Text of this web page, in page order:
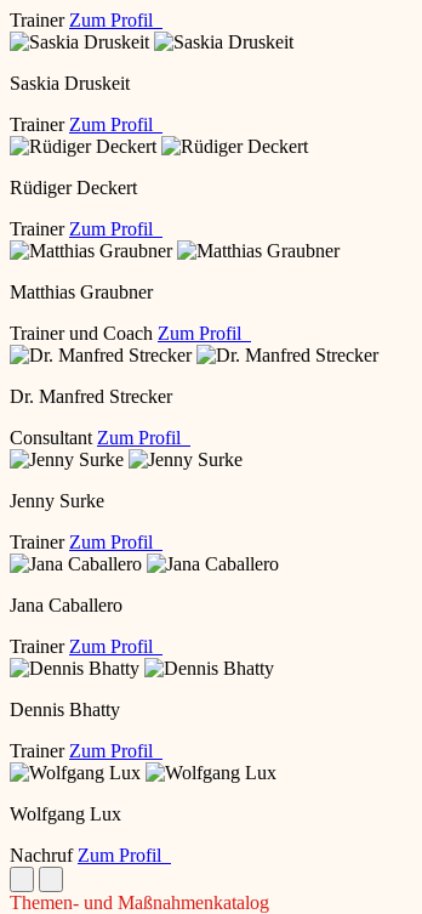
Trainer Zum Profil
Saskia Druskeit
Trainer Zum Profil
Rüdiger Deckert
Trainer Zum Profil
Matthias Graubner
Trainer und Coach Zum Profil
Dr. Manfred Strecker
Consultant Zum Profil
Jenny Surke
Trainer Zum Profil
Jana Caballero
Trainer Zum Profil
Dennis Bhatty
Trainer Zum Profil
Wolfgang Lux
Nachruf Zum Profil
Themen- und Maßnahmenkatalog